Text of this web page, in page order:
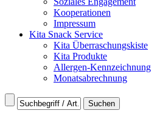
Kooperationen
Impressum
Kita Snack Service
Kita Überraschungskiste
Kita Produkte
Allergen-Kennzeichnung
Monatsabrechnung